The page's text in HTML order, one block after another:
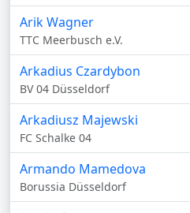
Arik Wagner
TTC Meerbusch e.V.
Arkadius Czardybon
BV 04 Düsseldorf
Arkadiusz Majewski
FC Schalke 04
Armando Mamedova
Borussia Düsseldorf